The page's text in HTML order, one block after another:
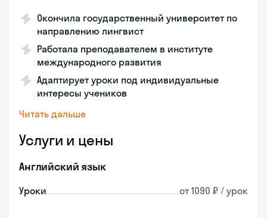
Окончила государственный университет по
направлению лингвист
Работала преподавателем в институте
международного развития
Адаптирует уроки под индивидуальные
интересы учеников
Читать дальше
Услуги и цены
Английский язык
Уроки от 1090 ₽ / урок